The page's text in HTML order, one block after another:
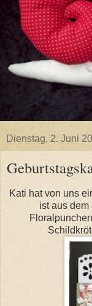
Dienstag, 2. Juni
Kati hat von uns
ist aus